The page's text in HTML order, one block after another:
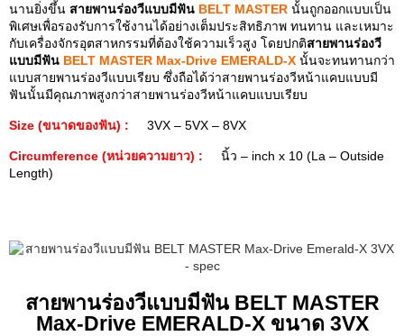
นานยิ่งขึ้น สายพานร่องวีแบบมีฟัน BELT MASTER นั้นถูกออกแบบเป็น
พิเศษเพื่อรองรับการใช้งานได้อย่างเต็มประสิทธิภาพ ทนทาน และเหมาะ
กับเครื่องจักรอุตสาหกรรมที่ต้องใช้ความเร็วสูง โดยปกติสายพานร่องวี
แบบมีฟัน BELT MASTER Max-Drive EMERALD-X นั้นจะทนทานกว่า
แบบสายพานร่องวีแบบเรียบ ซึ่งถือได้ว่าสายพานร่องวีหน้าแคบแบบมี
ฟันนั้นมีคุณภาพสูงกว่าสายพานร่องวีหน้าแคบแบบเรียบ
Size (ขนาดของฟัน) : 3VX – 5VX – 8VX
Circumference (หน่วยความยาว) : นิ้ว – inch x 10 (La – Outside
Length)
สายพานร่องวีแบบมีฟัน BELT MASTER
Max-Drive EMERALD-X ขนาด 3VX